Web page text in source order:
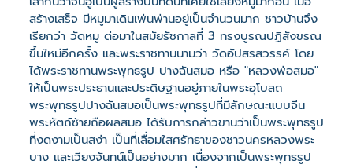
สร้างเสร็จ มีหมูมาเดินเพ่นพ่านอยู่เป็นจำนวนมาก ชาวบ้านจึง
เรียกว่า วัดหมู ต่อมาในสมัยรัชกาลที่ 3 ทรงบูรณปฏิสังขรณ
ขึ้นใหม่อีกครั้ง และพระราชทานนามว่า วัดอัปสรสวรรค์ โดย
ได้พระราชทานพระพุทธรูป ปางฉันสมอ หรือ "หลวงพ่อสมอ"
ให้เป็นพระประธานและประดิษฐานอยู่ภายในพระอุโบสถ
พระพุทธรูปปางฉันสมอเป็นพระพุทธรูปที่มีลักษณะแบบจีน
พระหัตถ์ซ้ายถือผลสมอ ได้รับการกล่าวขานว่าเป็นพระพุทธรูป
ที่งดงามเป็นสง่า เป็นที่เลื่อมใสศรัทธาของชาวนครหลวงพระ
บาง และเวียงจันทน์เป็นอย่างมาก เนื่องจากเป็นพระพุทธรูป